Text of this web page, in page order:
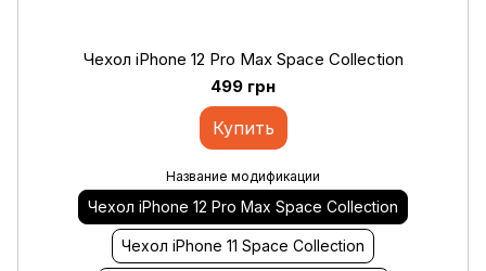
Чехол iPhone 12 Pro Max Space Collection
499 грн
Купить
Название модификации
Чехол iPhone 12 Pro Max Space Collection
Чехол iPhone 11 Space Collection